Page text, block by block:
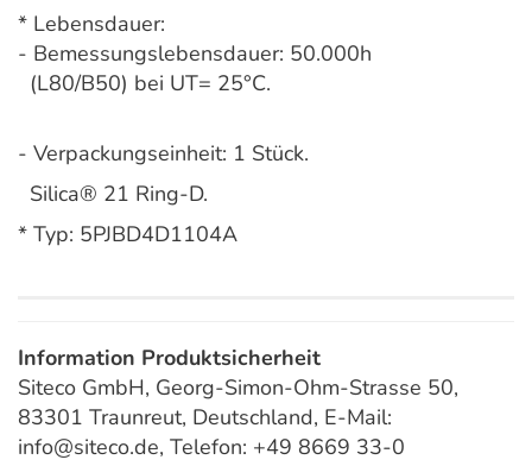
* Lebensdauer:
- Bemessungslebensdauer: 50.000h
(L80/B50) bei UT= 25°C.
- Verpackungseinheit: 1 Stück.
Silica® 21 Ring-D.
* Typ: 5PJBD4D1104A
Information Produktsicherheit
Siteco GmbH, Georg-Simon-Ohm-Strasse 50,
83301 Traunreut, Deutschland, E-Mail:
info@siteco.de, Telefon: +49 8669 33-0